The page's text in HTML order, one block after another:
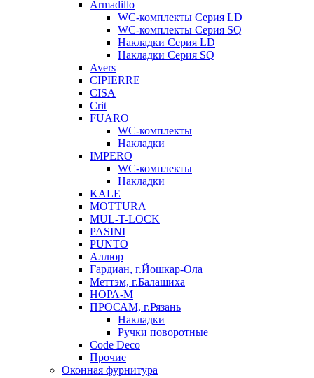
Armadillo
WC-комплекты Серия LD
WC-комплекты Серия SQ
Накладки Серия LD
Накладки Серия SQ
Avers
CIPIERRE
CISA
Crit
FUARO
WC-комплекты
Накладки
IMPERO
WC-комплекты
Накладки
KALE
MOTTURA
MUL-T-LOCK
PASINI
PUNTO
Аллюр
Гардиан, г.Йошкар-Ола
Меттэм, г.Балашиха
НОРА-М
ПРОСАМ, г.Рязань
Накладки
Ручки поворотные
Code Deco
Прочие
Оконная фурнитура